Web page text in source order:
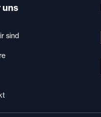
uns
sind